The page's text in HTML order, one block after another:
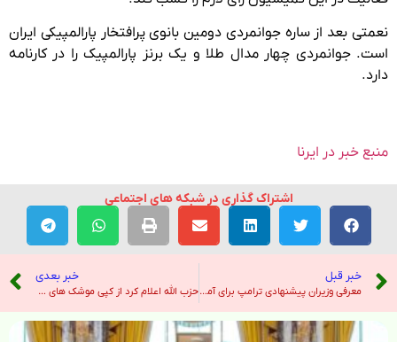
نعمتی بعد از ساره جوانمردی دومین بانوی پرافتخار پارالمپیکی ایران
است. جوانمردی چهار مدال طلا و یک برنز پارالمپیک را در کارنامه
دارد.
منبع خبر در ایرنا
اشتراک گذاری در شبکه های اجتماعی
خبر قبل
معرفی وزیران پیشنهادی ترامپ برای آموزش و پرورش و بازرگانی – صدای آمریکا
خبر بعدی
حزب الله اعلام کرد از کپی موشک های اسرائیل علیه اسرائیل استفاده می کند – نیویورک تایمز